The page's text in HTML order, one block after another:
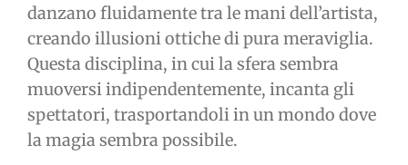
danzano fluidamente tra le mani dell’artista,
creando illusioni ottiche di pura meraviglia.
Questa disciplina, in cui la sfera sembra
muoversi indipendentemente, incanta gli
spettatori, trasportandoli in un mondo dove
la magia sembra possibile.